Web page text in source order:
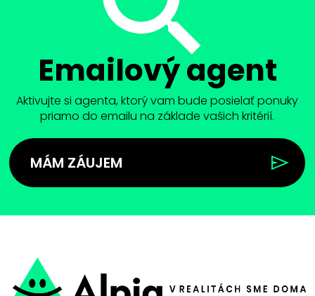
Emailový agent
Aktivujte si agenta, ktorý vam bude posielať ponuky
priamo do emailu na základe vašich kritérií.
MÁM ZÁUJEM